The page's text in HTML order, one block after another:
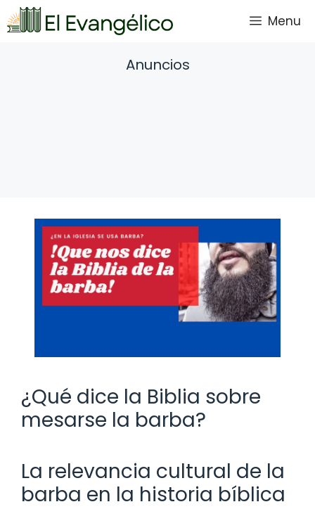
Saltar
al
Menu
Anuncios
¿Qué dice la Biblia sobre
mesarse la barba?
La relevancia cultural de la
barba en la historia bíblica